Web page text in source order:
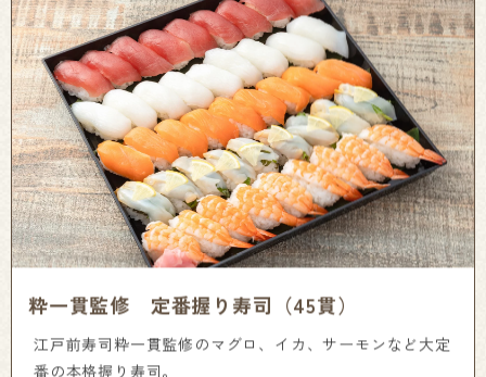
粋一貫監修 定番握り寿司（45貫）
江戸前寿司粋一貫監修のマグロ、イカ、サーモンなど大定
番の本格握り寿司。